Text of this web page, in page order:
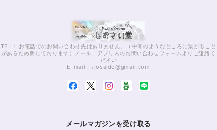
TEL： お電話でのお問い合わせ先はありません。（中有のようなところに繋がること
があるため閉じております）メール、アプリ内のお問い合わせフォームよりご連絡く
ださい
E-mail： siosaido@gmail.com
メールマガジンを受け取る